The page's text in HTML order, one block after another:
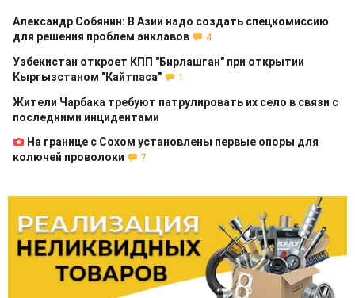
Александр Собянин: В Азии надо создать спецкомиссию
для решения проблем анклавов
4
Узбекистан откроет КПП "Бирлашган" при открытии
Кыргызстаном "Кайтпаса"
1
Жители Чарбака требуют патрулировать их село в связи с
последними инцидентами
На границе с Сохом установлены первые опоры для
колючей проволоки
7